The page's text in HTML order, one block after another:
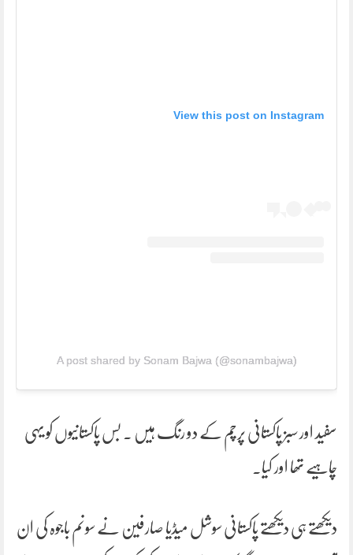
View this post on Instagram
A post shared by Sonam Bajwa (@sonambajwa)
سفید اور سبز پاکستانی پرچم کے دو رنگ ہیں ۔ بس پاکستانیوں کو یہی
چاہیے تھا اور کیا۔
دیکھتے ہی دیکھتے پاکستانی سوشل میڈیا صارفین نے سونم باجوہ کی ان